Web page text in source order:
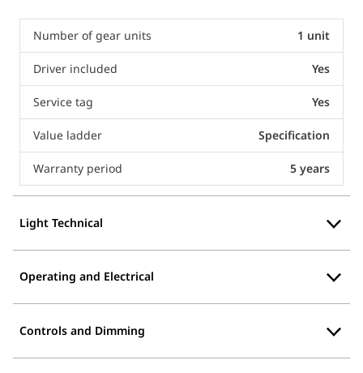
Number of gear units 1 unit
Driver included Yes
Service tag Yes
Value ladder Specification
Warranty period 5 years
Light Technical
Operating and Electrical
Controls and Dimming